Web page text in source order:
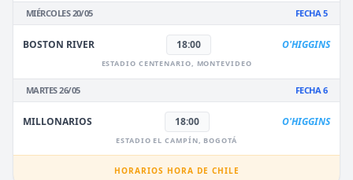
MIÉRCOLES 20/05 FECHA 5
BOSTON RIVER 18:00 O'HIGGINS
ESTADIO CENTENARIO, MONTEVIDEO
MARTES 26/05 FECHA 6
MILLONARIOS 18:00 O'HIGGINS
ESTADIO EL CAMPÍN, BOGOTÁ
HORARIOS HORA DE CHILE